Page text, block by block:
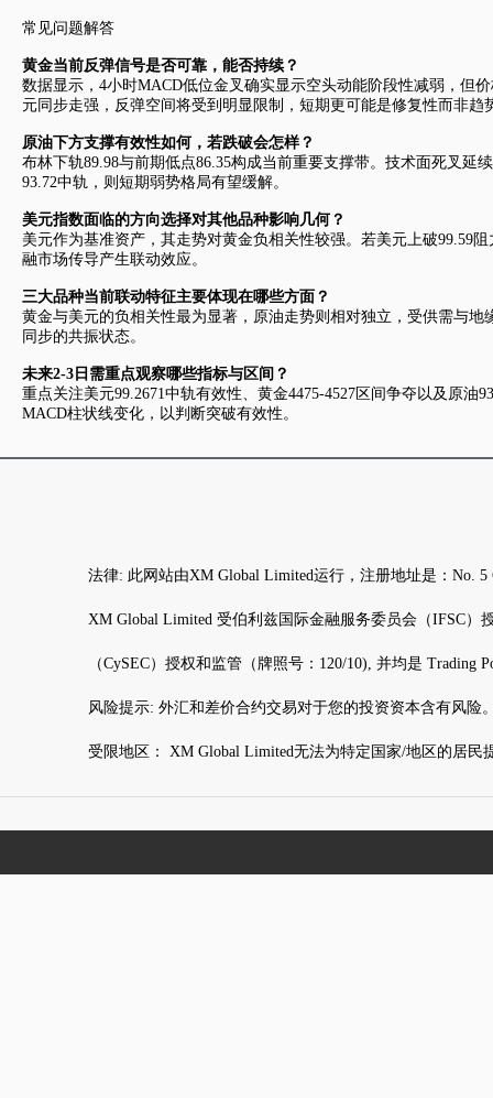
常见问题解答
黄金当前反弹信号是否可靠，能否持续？
数据显示，4小时MACD低位金叉确实显示空头动能阶段性减弱，但
元同步走强，反弹空间将受到明显限制，短期更可能是修复性而非趋
原油下方支撑有效性如何，若跌破会怎样？
布林下轨89.98与前期低点86.35构成当前重要支撑带。技术面死叉
93.72中轨，则短期弱势格局有望缓解。
美元指数面临的方向选择对其他品种影响几何？
美元作为基准资产，其走势对黄金负相关性较强。若美元上破99.59
融市场传导产生联动效应。
三大品种当前联动特征主要体现在哪些方面？
黄金与美元的负相关性最为显著，原油走势则相对独立，受供需与
同步的共振状态。
未来2-3日需重点观察哪些指标与区间？
重点关注美元99.2671中轨有效性、黄金4475-4527区间争夺以及原
MACD柱状线变化，以判断突破有效性。
法律: 此网站由XM Global Limited运行，注册地址是：No.
XM Global Limited 受伯利兹国际金融服务委员会（IFSC）
（CySEC）授权和监管（牌照号：120/10), 并均是 Trading
风险提示: 外汇和差价合约交易对于您的投资资本含有风险
受限地区： XM Global Limited无法为特定国家/地区的居